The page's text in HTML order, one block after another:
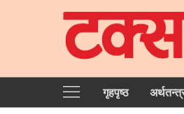
गृहपृष्‍ठ